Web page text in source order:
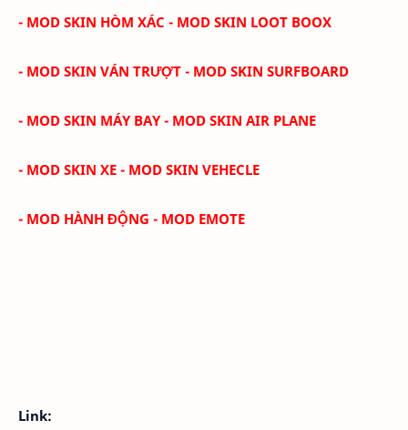
- MOD SKIN HÒM XÁC - MOD SKIN LOOT BOOX
- MOD SKIN VÁN TRƯỢT - MOD SKIN SURFBOARD
- MOD SKIN MÁY BAY - MOD SKIN AIR PLANE
- MOD SKIN XE - MOD SKIN VEHECLE
- MOD HÀNH ĐỘNG - MOD EMOTE
Link: